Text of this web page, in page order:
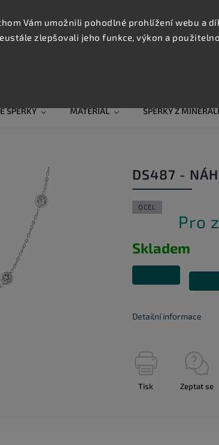
Vám umožnili pohodlné prohlížení webu a
zlepšovali jeho funkce, výkon a
ŠPERKY MATERIÁL ŠPERKY Z
DS487 -
OCEL
Pro
Skladem
Detailní informace
Tisk Zeptat se